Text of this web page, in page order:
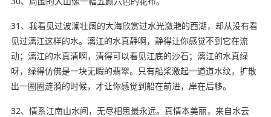
31、我看见过波澜壮阔的大海欣赏过水光潋滟的西湖，却从没有看
见过漓江这样的水。漓江的水真静啊，静得让你感觉不到它在流
动；漓江的水真清啊，清得可以看见江底的沙石；漓江的水真绿
呀，绿得仿佛是一块无暇的翡翠。只有船桨激起一道道水纹，扩散
出一圈圈涟漪的时候，才让你感觉到船在前进，岸在后移。
32、情系江南山水间，无尽相思最永远。真情本美丽，来自水云